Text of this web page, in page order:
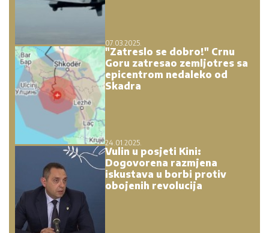
07.03.2025.
"Zatreslo se dobro!" Crnu
Goru zatresao zemljotres sa
epicentrom nedaleko od
Skadra
24.01.2025.
Vulin u posjeti Kini:
Dogovorena razmjena
iskustava u borbi protiv
obojenih revolucija